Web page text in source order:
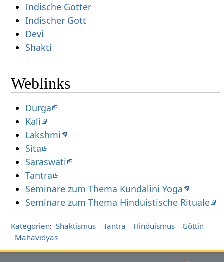
Indische Götter
Indischer Gott
Devi
Shakti
Weblinks
Durga
Kali
Lakshmi
Sita
Saraswati
Tantra
Seminare zum Thema Kundalini Yoga
Seminare zum Thema Hinduistische Rituale
Kategorien: Shaktismus Tantra Hinduismus
Göttin
Mahavidyas